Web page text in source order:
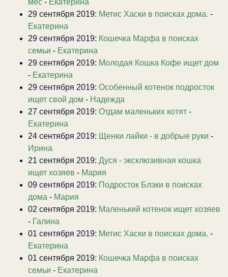
29 сентября 2019: Метис Хаски в поисках дома. -
Екатерина
29 сентября 2019: Кошечка Марфа в поисках
семьи - Екатерина
29 сентября 2019: Молодая Кошка Кофе ищет дом
- Екатерина
29 сентября 2019: Особенный котенок подросток
ищет свой дом - Надежда
27 сентября 2019: Отдам маленьких котят -
Екатерина
24 сентября 2019: Щенки лайки - в добрые руки -
Ирина
21 сентября 2019: Дуся - эксклюзивная кошка
ищет хозяев - Мария
09 сентября 2019: Подросток Блэки в поисках
дома - Мария
02 сентября 2019: Маленький котенок ищет хозяев
- Галина
01 сентября 2019: Метис Хаски в поисках дома. -
Екатерина
01 сентября 2019: Кошечка Марфа в поисках
семьи - Екатерина